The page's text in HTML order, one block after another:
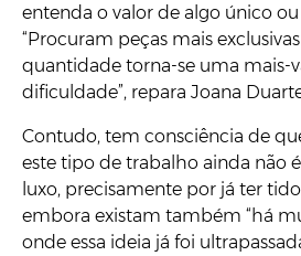
entenda o valor de algo único ou
“Procuram peças mais
quantidade torna-se uma mais-
dificuldade”, repara Joana
Contudo, tem consciência de
este tipo de trabalho ainda não
luxo, precisamente por já ter
embora existam também “há
onde essa ideia já foi